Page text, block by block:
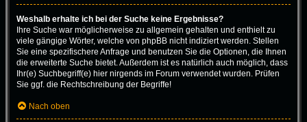
Weshalb erhalte ich bei der Suche keine Ergebnisse?
Ihre Suche war möglicherweise zu allgemein gehalten und enthielt zu
viele gängige Wörter, welche von phpBB nicht indiziert werden. Stellen
Sie eine spezifischere Anfrage und benutzen Sie die Optionen, die Ihnen
die erweiterte Suche bietet. Außerdem ist es natürlich auch möglich, dass
Ihr(e) Suchbegriff(e) hier nirgends im Forum verwendet wurden. Prüfen
Sie ggf. die Rechtschreibung der Begriffe!
Nach oben